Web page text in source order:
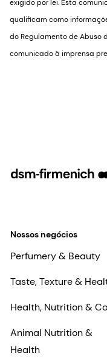
exigido por lei. Esta
qualificam como
do Regulamento de Abuso
comunicado à imprensa
Nossos negócios
Perfumery & Beauty
Taste, Texture &
Health, Nutrition &
Animal Nutrition &
Health